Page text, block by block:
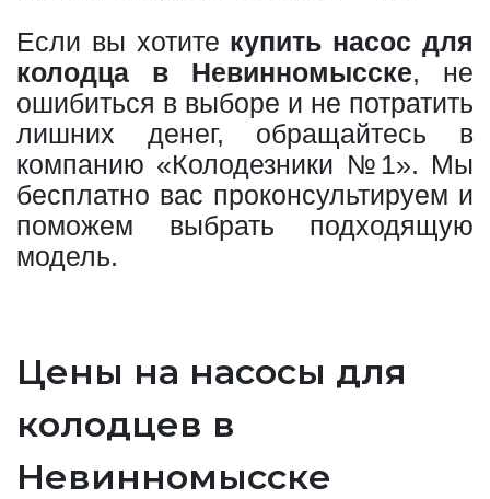
Если вы хотите купить насос для
колодца в Невинномысске, не
ошибиться в выборе и не потратить
лишних денег, обращайтесь в
компанию «Колодезники №1». Мы
бесплатно вас проконсультируем и
поможем выбрать подходящую
модель.
Цены на насосы для
колодцев в
Невинномысске